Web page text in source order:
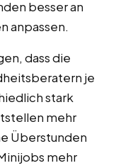
besser an
anpassen.
dass die
je
stark
mehr
Überstunden
mehr